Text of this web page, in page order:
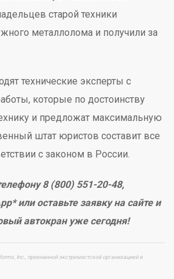
старой техники
металлолома и получили за
технические эксперты с
которые по достоинству
и предложат максимальную
штат юристов составит все
с законом в России.
8 (800) 551-20-48,
или оставьте заявку на сайте и
автокран уже сегодня!
Inc., признанной экстремистской организацией и